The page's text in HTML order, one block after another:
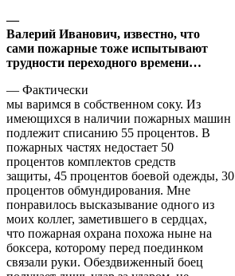
—
Валерий Иванович, известно, что
сами пожарные тоже испытывают
трудности переходного времени…
— Фактически
мы варимся в собственном соку. Из
имеющихся в наличии пожарных машин
подлежит списанию 55 процентов. В
пожарных частях недостает 50
процентов комплектов средств
защиты, 45 процентов боевой одежды, 30
процентов обмундирования. Мне
понравилось высказывание одного из
моих коллег, заметившего в сердцах,
что пожарная охрана похожа ныне на
боксера, которому перед поединком
связали руки. Обездвиженный боец